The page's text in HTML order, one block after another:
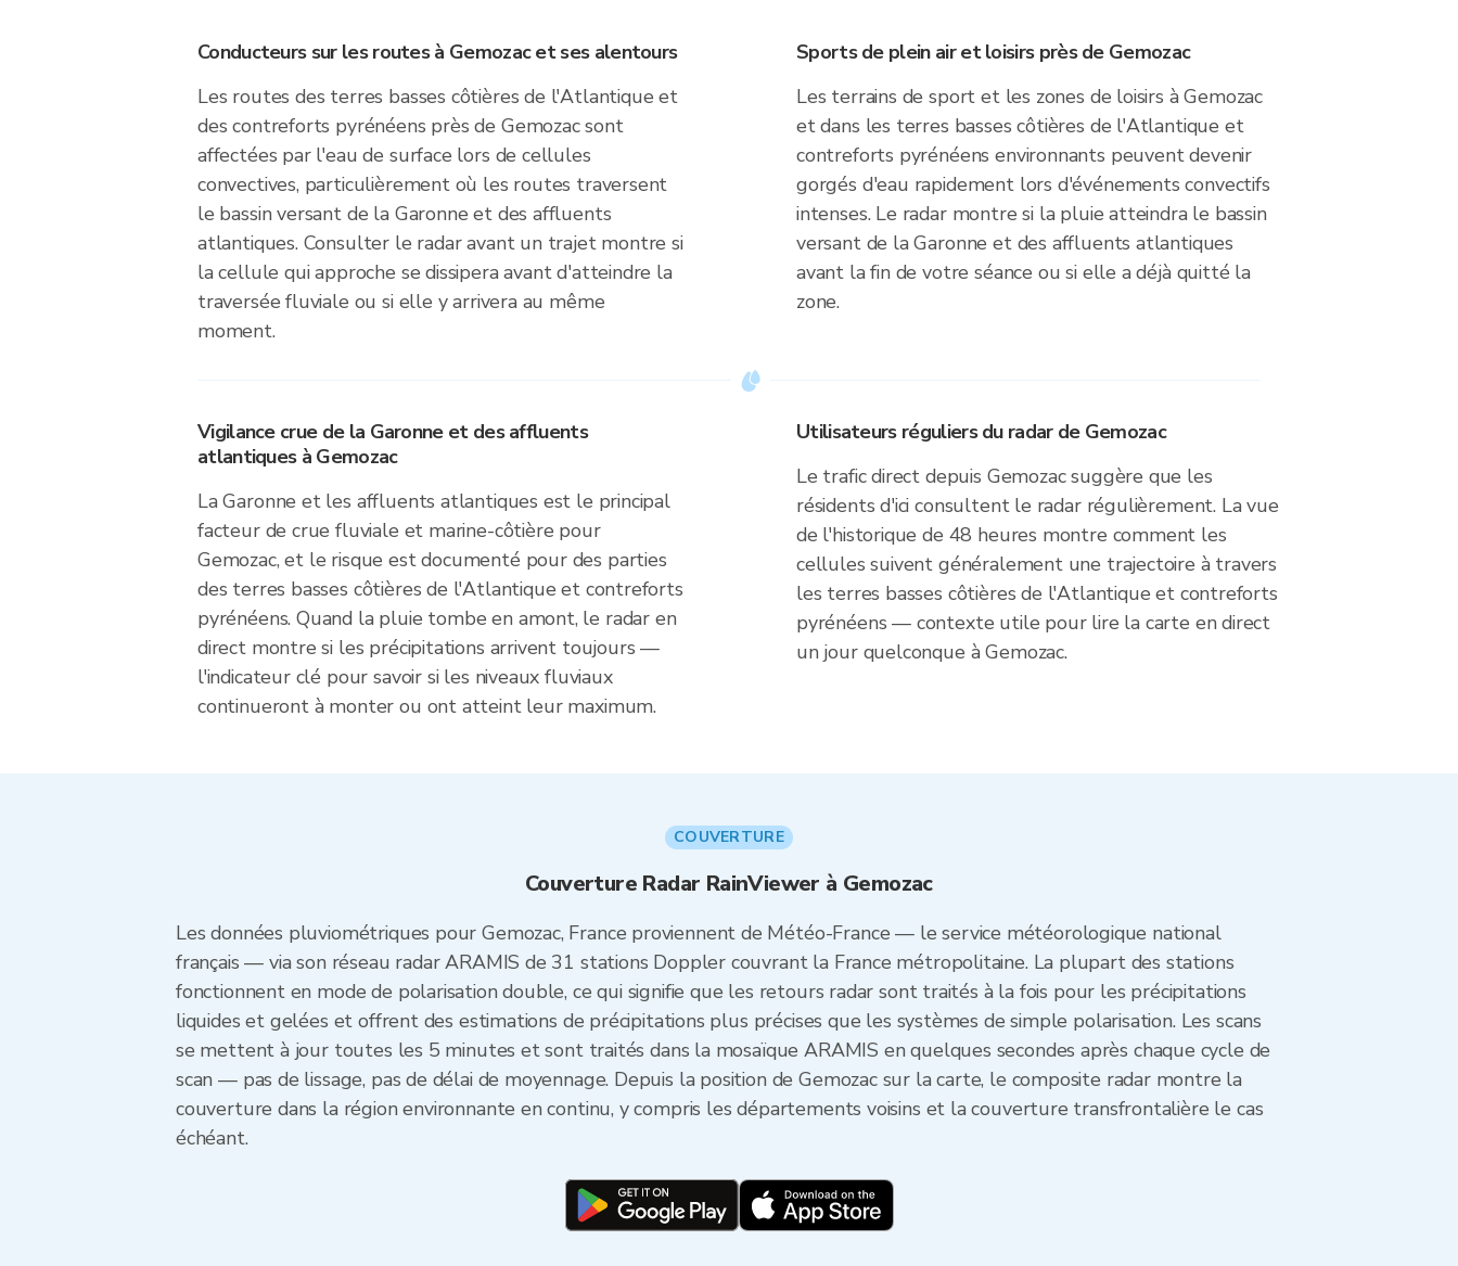
Conducteurs sur les routes à Gemozac et ses alentours
Les routes des terres basses côtières de l'Atlantique et
des contreforts pyrénéens près de Gemozac sont
affectées par l'eau de surface lors de cellules
convectives, particulièrement où les routes traversent
le bassin versant de la Garonne et des affluents
atlantiques. Consulter le radar avant un trajet montre si
la cellule qui approche se dissipera avant d'atteindre la
traversée fluviale ou si elle y arrivera au même
moment.
Sports de plein air et loisirs près de Gemozac
Les terrains de sport et les zones de loisirs à Gemozac
et dans les terres basses côtières de l'Atlantique et
contreforts pyrénéens environnants peuvent devenir
gorgés d'eau rapidement lors d'événements convectifs
intenses. Le radar montre si la pluie atteindra le bassin
versant de la Garonne et des affluents atlantiques
avant la fin de votre séance ou si elle a déjà quitté la
zone.
Vigilance crue de la Garonne et des affluents
atlantiques à Gemozac
La Garonne et les affluents atlantiques est le principal
facteur de crue fluviale et marine-côtière pour
Gemozac, et le risque est documenté pour des parties
des terres basses côtières de l'Atlantique et contreforts
pyrénéens. Quand la pluie tombe en amont, le radar en
direct montre si les précipitations arrivent toujours —
l'indicateur clé pour savoir si les niveaux fluviaux
continueront à monter ou ont atteint leur maximum.
Utilisateurs réguliers du radar de Gemozac
Le trafic direct depuis Gemozac suggère que les
résidents d'ici consultent le radar régulièrement. La vue
de l'historique de 48 heures montre comment les
cellules suivent généralement une trajectoire à travers
les terres basses côtières de l'Atlantique et contreforts
pyrénéens — contexte utile pour lire la carte en direct
un jour quelconque à Gemozac.
COUVERTURE
Couverture Radar RainViewer à Gemozac
Les données pluviométriques pour Gemozac, France proviennent de Météo-France — le service météorologique national
français — via son réseau radar ARAMIS de 31 stations Doppler couvrant la France métropolitaine. La plupart des stations
fonctionnent en mode de polarisation double, ce qui signifie que les retours radar sont traités à la fois pour les précipitations
liquides et gelées et offrent des estimations de précipitations plus précises que les systèmes de simple polarisation. Les scans
se mettent à jour toutes les 5 minutes et sont traités dans la mosaïque ARAMIS en quelques secondes après chaque cycle de
scan — pas de lissage, pas de délai de moyennage. Depuis la position de Gemozac sur la carte, le composite radar montre la
couverture dans la région environnante en continu, y compris les départements voisins et la couverture transfrontalière le cas
échéant.